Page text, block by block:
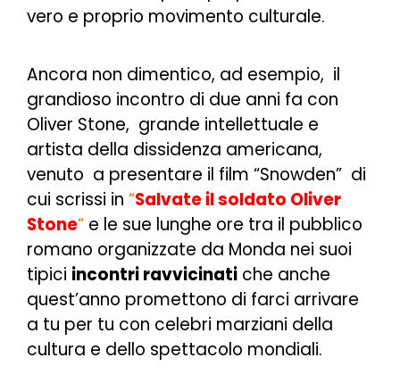
vero e proprio movimento culturale.
Ancora non dimentico, ad esempio, il
grandioso incontro di due anni fa con
Oliver Stone, grande intellettuale e
artista della dissidenza americana,
venuto a presentare il film “Snowden” di
cui scrissi in “Salvate il soldato Oliver
Stone“ e le sue lunghe ore tra il pubblico
romano organizzate da Monda nei suoi
tipici incontri ravvicinati che anche
quest’anno promettono di farci arrivare
a tu per tu con celebri marziani della
cultura e dello spettacolo mondiali.